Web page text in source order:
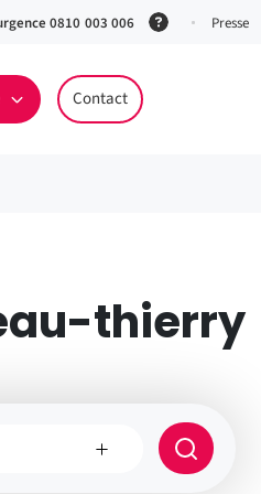
0810 003 006
(ServicePresse
Contact
thierry
Rayon